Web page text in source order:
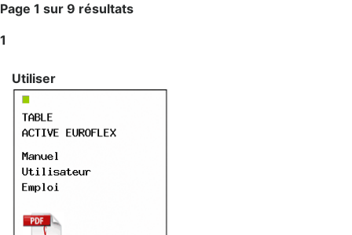
Page 1 sur 9 résultats
1
Utiliser